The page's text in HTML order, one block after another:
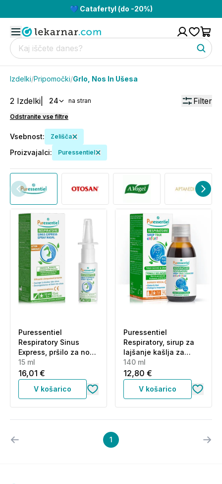
💙 Catafertyl (do -20%)
Izdelki/Pripomočki/Grlo, Nos In Ušesa
2 Izdelki 24 na stran Filter
Odstranite vse filtre
Vsebnost: Zelišča
Proizvajalci: Puressentiel
Puressentiel
Respiratory Sinus
Express, pršilo za nos
(15 ml)
15 ml
16,01 €
V košarico
Puressentiel
Respiratory, sirup za
lajšanje kašlja za
otroke (140 ml)
140 ml
12,80 €
V košarico
1